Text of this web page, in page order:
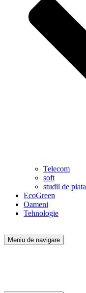
Telecom
soft
studii de piata
EcoGreen
Oameni
Tehnologie
Meniu de navigare